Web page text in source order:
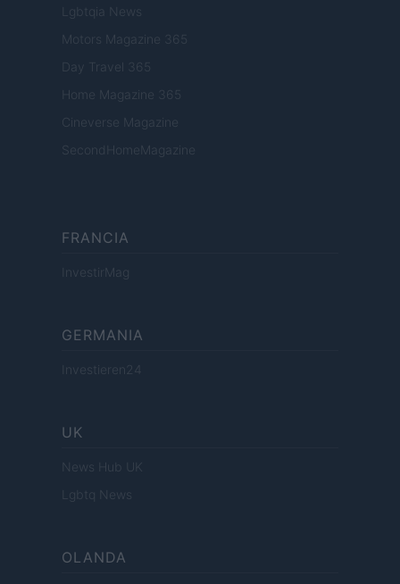
Lgbtqia News
Motors Magazine 365
Day Travel 365
Home Magazine 365
Cineverse Magazine
SecondHomeMagazine
FRANCIA
InvestirMag
GERMANIA
Investieren24
UK
News Hub UK
Lgbtq News
OLANDA